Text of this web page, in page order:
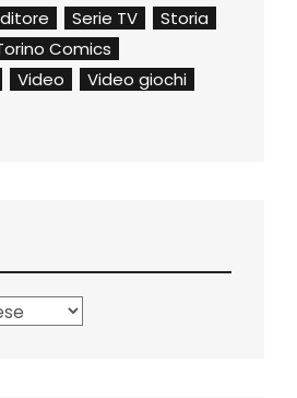
Serie TV
Storia
Comics
Video
Video giochi